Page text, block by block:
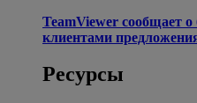
TeamViewer сообщает
клиентами
Ресурсы